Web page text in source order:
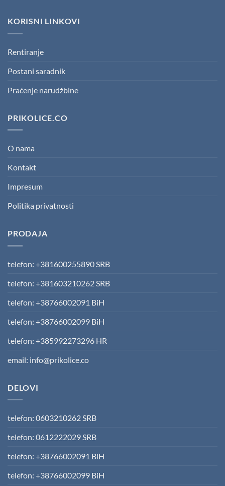
KORISNI LINKOVI
Rentiranje
Postani saradnik
Praćenje narudžbine
PRIKOLICE.CO
O nama
Kontakt
Impresum
Politika privatnosti
PRODAJA
telefon: +381600255890 SRB
telefon: +381603210262 SRB
telefon: +38766002091 BiH
telefon: +38766002099 BiH
telefon: +385992273296 HR
email: info@prikolice.co
DELOVI
telefon: 0603210262 SRB
telefon: 0612222029 SRB
telefon: +38766002091 BiH
telefon: +38766002099 BiH